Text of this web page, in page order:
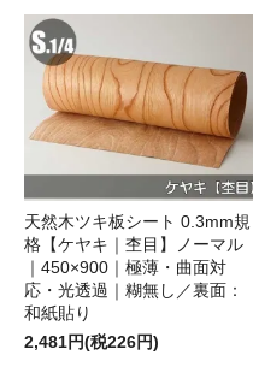
天然木ツキ板シート 0.3mm規
格【ケヤキ｜杢目】ノーマル
｜450×900｜極薄・曲面対
応・光透過｜糊無し／裏面：
和紙貼り
2,481円(税226円)